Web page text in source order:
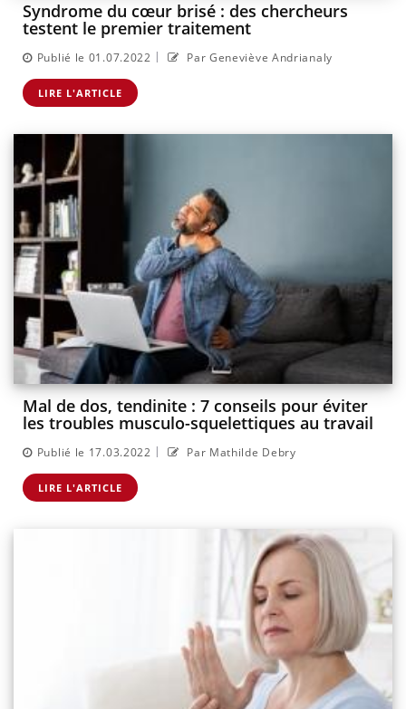
Syndrome du cœur brisé : des chercheurs
testent le premier traitement
Publié le 01.07.2022 | Par Geneviève Andrianaly
LIRE L'ARTICLE
Mal de dos, tendinite : 7 conseils pour éviter
les troubles musculo-squelettiques au travail
Publié le 17.03.2022 | Par Mathilde Debry
LIRE L'ARTICLE